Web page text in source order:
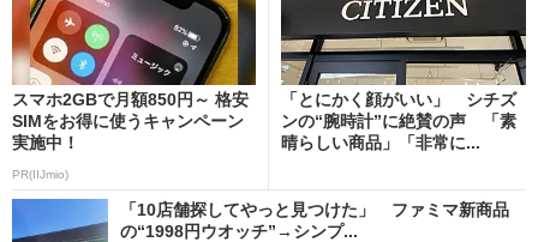
スマホ2GBで月額850円～ 格安
SIMをお得に使うキャンペーン
実施中！
PR(IIJmio)
「とにかく顔がいい」 シチズ
ンの“腕時計”に絶賛の声 「素
晴らしい商品」「非常に...
「10店舗探してやっと見つけた」 ファミマ新商品
の“1998円ウオッチ”→シンプ...